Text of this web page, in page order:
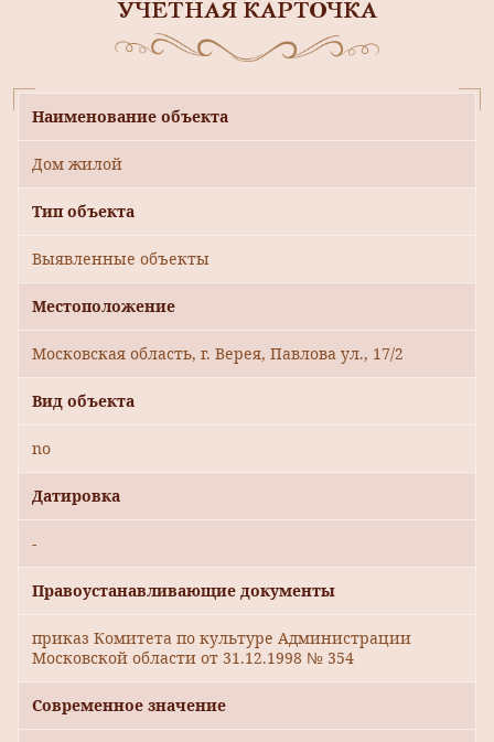
УЧЕТНАЯ КАРТОЧКА
Наименование объекта
Дом жилой
Тип объекта
Выявленные объекты
Местоположение
Московская область, г. Верея, Павлова ул., 17/2
Вид объекта
no
Датировка
-
Правоустанавливающие документы
приказ Комитета по культуре Администрации
Московской области от 31.12.1998 № 354
Современное значение